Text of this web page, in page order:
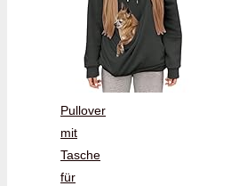
Pullover
mit
Tasche
für